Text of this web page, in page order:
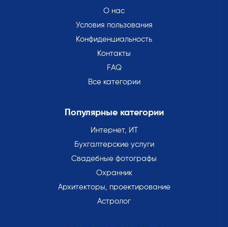
О нас
Условия пользования
Конфиденциальность
Контакты
FAQ
Все категории
Популярные категории
Интернет, ИТ
Бухгалтерские услуги
Свадебные фотографы
Охранник
Архитекторы, проектирование
Астролог